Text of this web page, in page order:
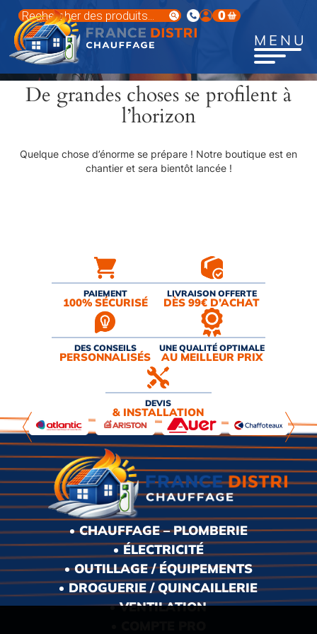
contenu
principal
Recherche
de
produits
0
MENU
De grandes choses se profilent à
l’horizon
Quelque chose d’énorme se prépare ! Notre boutique est en
chantier et sera bientôt lancée !
PAIEMENT
100% SÉCURISÉ
LIVRAISON OFFERTE
DÈS 99€ D’ACHAT
DES CONSEILS
PERSONNALISÉS
UNE QUALITÉ OPTIMALE
AU MEILLEUR PRIX
DEVIS
& INSTALLATION
CHAUFFAGE – PLOMBERIE
ÉLECTRICITÉ
OUTILLAGE / ÉQUIPEMENTS
DROGUERIE / QUINCAILLERIE
VENTILATION